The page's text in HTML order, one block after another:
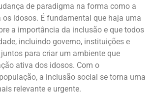
de paradigma na forma como a
os idosos. É fundamental que haja uma
a importância da inclusão e que todos
incluindo governo, instituições e
para criar um ambiente que
ativa dos idosos. Com o
a inclusão social se torna uma
relevante e urgente.